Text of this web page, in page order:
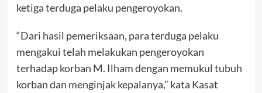
ketiga terduga pelaku pengeroyokan.
“Dari hasil pemeriksaan, para terduga pelaku
mengakui telah melakukan pengeroyokan
terhadap korban M. Ilham dengan memukul tubuh
korban dan menginjak kepalanya,” kata Kasat